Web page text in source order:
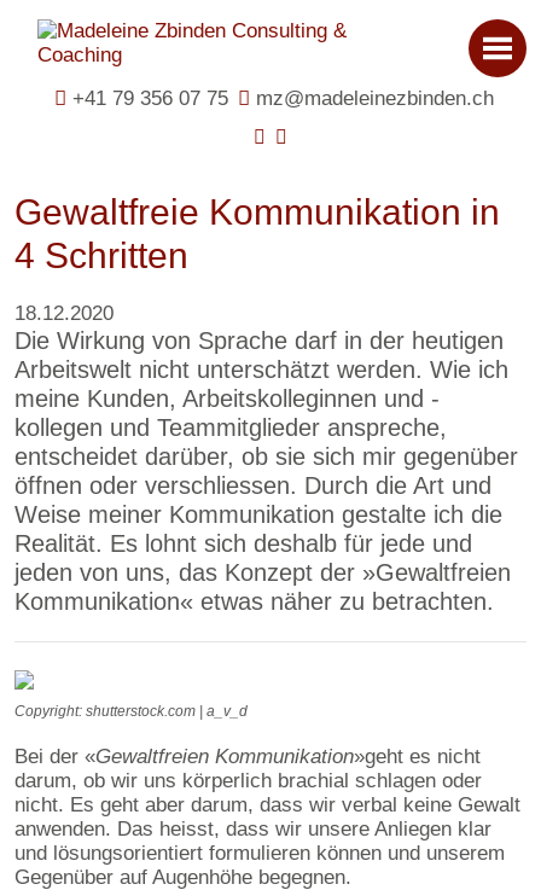
+41 79 356 07 75 mz@madeleinezbinden.ch
Gewaltfreie Kommunikation in
4 Schritten
18.12.2020
Die Wirkung von Sprache darf in der heutigen
Arbeitswelt nicht unterschätzt werden. Wie ich
meine Kunden, Arbeitskolleginnen und -
kollegen und Teammitglieder anspreche,
entscheidet darüber, ob sie sich mir gegenüber
öffnen oder verschliessen. Durch die Art und
Weise meiner Kommunikation gestalte ich die
Realität. Es lohnt sich deshalb für jede und
jeden von uns, das Konzept der »Gewaltfreien
Kommunikation« etwas näher zu betrachten.
Copyright: shutterstock.com | a_v_d
Bei der «Gewaltfreien Kommunikation»geht es nicht
darum, ob wir uns körperlich brachial schlagen oder
nicht. Es geht aber darum, dass wir verbal keine Gewalt
anwenden. Das heisst, dass wir unsere Anliegen klar
und lösungsorientiert formulieren können und unserem
Gegenüber auf Augenhöhe begegnen.